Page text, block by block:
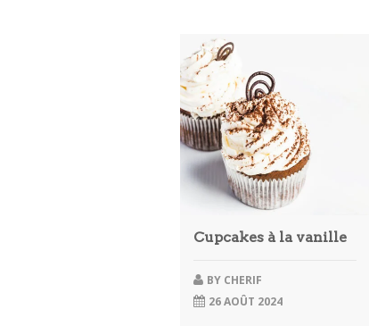
Cupcakes à la vanille
BY CHERIF
26 AOÛT 2024